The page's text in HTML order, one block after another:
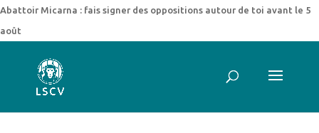
Abattoir Micarna : fais signer des oppositions autour de toi avant le 5
août